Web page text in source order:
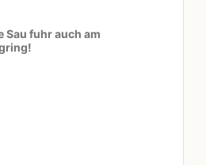
Sau fuhr auch am